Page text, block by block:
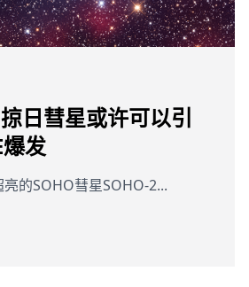
日彗星或许可以引
发
的SOHO彗星SOHO-2...